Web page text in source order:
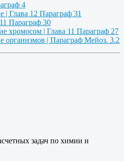
4
| Глава 12 Параграф 31
Параграф 30
хромосом | Глава 11 Параграф 27
организмов | Параграф Мейоз. 3.2
задач по химии и